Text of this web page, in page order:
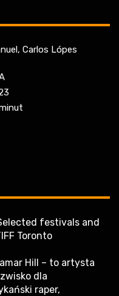
Carlos Lópes
festivals and
Toronto
Hill – to artysta
dla
raper,